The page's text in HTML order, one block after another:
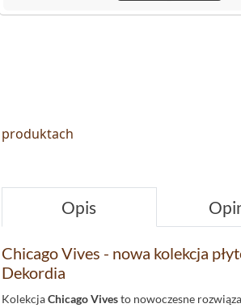
Opis
Chicago Vives - nowa kolekcja
Dekordia
KolekcjaChicago Vivesto nowoczesne